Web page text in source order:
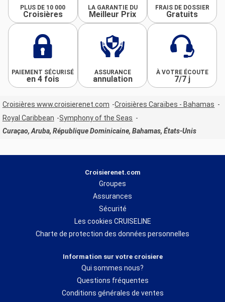
PLUS DE 10 000
Croisières
LA GARANTIE DU
Meilleur Prix
FRAIS DE DOSSIER
Gratuits
PAIEMENT SÉCURISÉ
en 4 fois
ASSURANCE
annulation
À VOTRE ÉCOUTE
7/7 j
Croisières www.croisierenet.com
Croisières Caraïbes - Bahamas
Royal Caribbean
Symphony of the Seas
Curaçao, Aruba, République Dominicaine, Bahamas, États-Unis
Croisierenet.com
Groupes
Assurances
Sécurité
Les cookies CRUISELINE
Charte de protection des données personnelles
Information sur votre croisiere
Qui sommes nous?
Questions fréquentes
Conditions générales de ventes